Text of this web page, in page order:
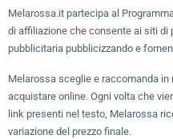
Melarossa.it partecipa al
di affiliazione che consente ai siti di
pubblicitaria pubblicizzando e
Melarossa sceglie e raccomanda
acquistare online. Ogni volta che
link presenti nel testo, Melarossa
variazione del prezzo finale.